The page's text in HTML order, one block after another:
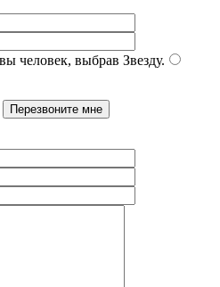
человек, выбрав Звезду.